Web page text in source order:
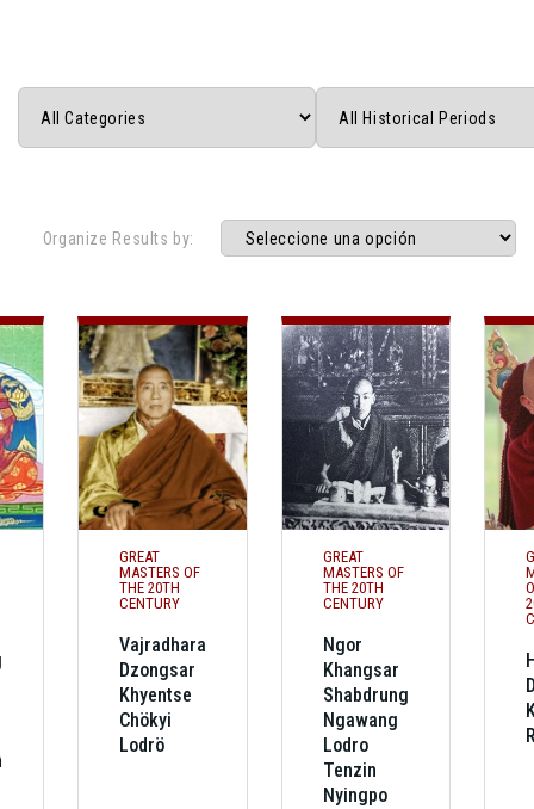
Organize Results by:
GREAT
MASTERS OF
THE 20TH
CENTURY
Vajradhara
Dzongsar
Khyentse
Chökyi
Lodrö
GREAT
MASTERS OF
THE 20TH
CENTURY
Ngor
Khangsar
Shabdrung
Ngawang
Lodro
Tenzin
Nyingpo